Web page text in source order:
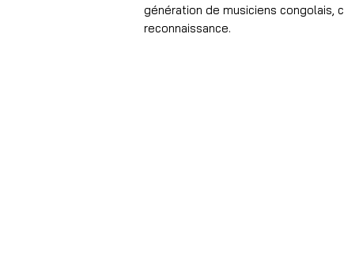
génération de musiciens congolais,
reconnaissance.